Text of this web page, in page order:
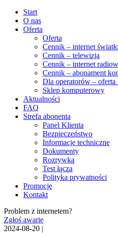
Start
O nas
Oferta
Oferta
Cennik – internet
Cennik – telewizja
Cennik – internet
Cennik – abonament
Dla operatorów – oferta
Sklep komputerowy
Aktualności
FAQ
Strefa abonenta
Panel Klienta
Bezpieczeństwo
Informacje techniczne
Dokumenty
Rozrywka
Test łącza
Polityka prywatności
Promocje
Kontakt
Problem z internetem?
Zgłoś awarię
2024-08-20 |